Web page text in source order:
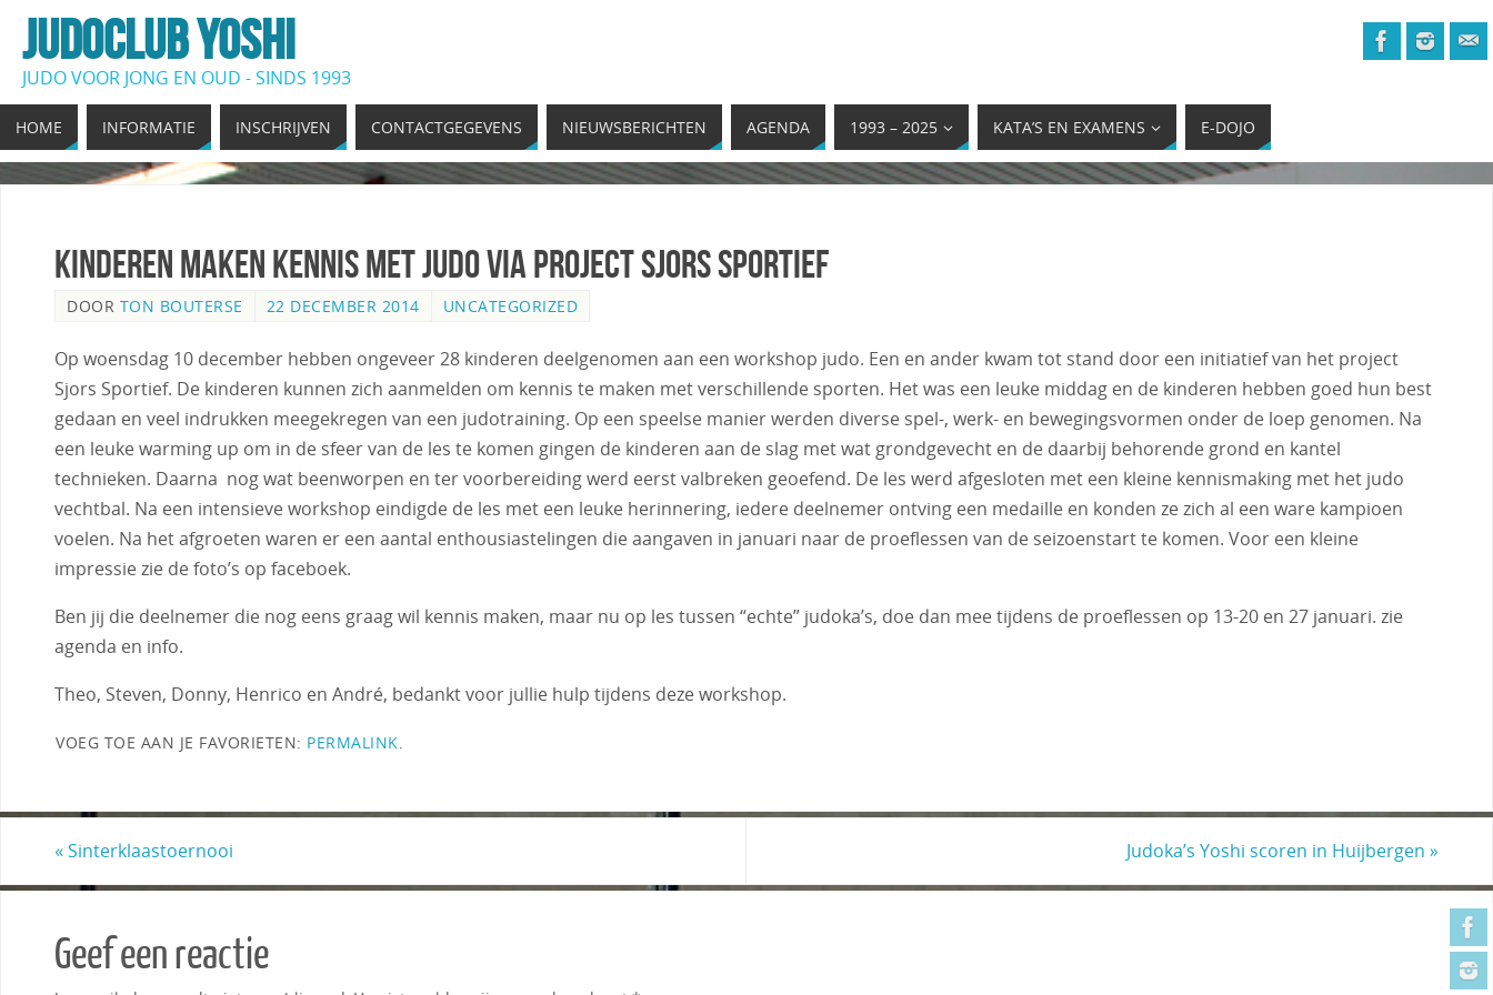
JUDOCLUB YOSHI
JUDO VOOR JONG EN OUD - SINDS 1993
HOME INFORMATIE INSCHRIJVEN CONTACTGEGEVENS NIEUWSBERICHTEN AGENDA 1993 – 2025 KATA’S EN EXAMENS E-DOJO
Kinderen maken kennis met judo via project Sjors Sportief
DOOR TON BOUTERSE 22 DECEMBER 2014 UNCATEGORIZED
Op woensdag 10 december hebben ongeveer 28 kinderen deelgenomen aan een workshop judo. Een en ander kwam tot stand door een initiatief van het project
Sjors Sportief. De kinderen kunnen zich aanmelden om kennis te maken met verschillende sporten. Het was een leuke middag en de kinderen hebben goed hun best
gedaan en veel indrukken meegekregen van een judotraining. Op een speelse manier werden diverse spel-, werk- en bewegingsvormen onder de loep genomen. Na
een leuke warming up om in de sfeer van de les te komen gingen de kinderen aan de slag met wat grondgevecht en de daarbij behorende grond en kantel
technieken. Daarna nog wat beenworpen en ter voorbereiding werd eerst valbreken geoefend. De les werd afgesloten met een kleine kennismaking met het judo
vechtbal. Na een intensieve workshop eindigde de les met een leuke herinnering, iedere deelnemer ontving een medaille en konden ze zich al een ware kampioen
voelen. Na het afgroeten waren er een aantal enthousiastelingen die aangaven in januari naar de proeflessen van de seizoenstart te komen. Voor een kleine
impressie zie de foto’s op faceboek.
Ben jij die deelnemer die nog eens graag wil kennis maken, maar nu op les tussen “echte” judoka’s, doe dan mee tijdens de proeflessen op 13-20 en 27 januari. zie
agenda en info.
Theo, Steven, Donny, Henrico en André, bedankt voor jullie hulp tijdens deze workshop.
VOEG TOE AAN JE FAVORIETEN: PERMALINK
«Sinterklaastoernooi Judoka’s Yoshi scoren in Huijbergen »
Geef een reactie